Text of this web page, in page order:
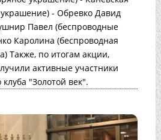
- Обревко Давид
Павел (беспроводные
Каролина (беспроводная
Также, по итогам акции,
активные участники
"Золотой век".